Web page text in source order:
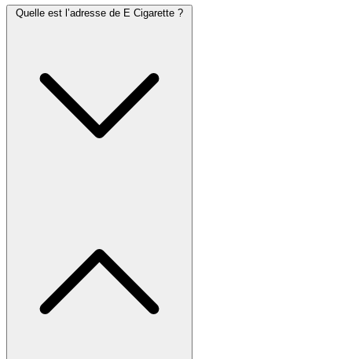
Quelle est l’adresse de E Cigarette ?